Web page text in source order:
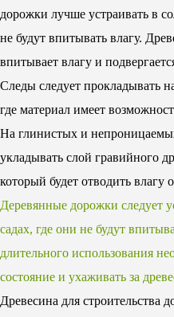
дорожки лучше устраивать в
не будут впитывать влагу.
впитывает влагу и
Следы следует прокладывать
где материал имеет
На глинистых и
укладывать слой гравийного
который будет отводить влагу
Деревянные дорожки следует
садах, где они не будут
длительного использования
состояние и ухаживать за
Древесина для строительства